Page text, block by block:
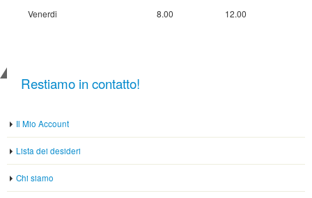
Venerdi
8.00 12.00
Restiamo in contatto!
Il Mio Account
Lista dei desideri
Chi siamo